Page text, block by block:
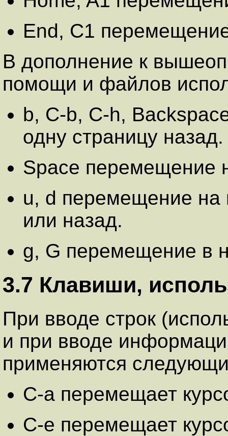
End, C1
В дополнение к
помощи и файлов
b, C-b, C-h,
одну страницу назад.
Space перемещение
u, d перемещение на
или назад.
g, G перемещение в
3.7 Клавиши,
При вводе строк
и при вводе
применяются
C-a перемещает
C-e перемещает